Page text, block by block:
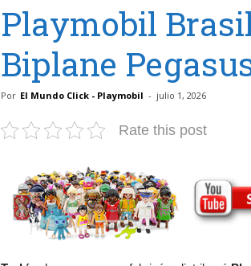
Playmobil
Biplane
Por El Mundo Click - Playmobil - julio 1, 2026
Rate this post